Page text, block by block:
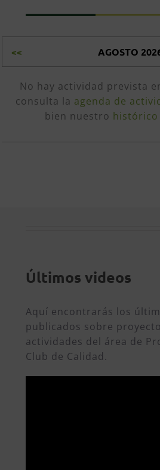
<< AGOSTO
No hay actividad prevista
consulta la agenda de
bien nuestro histórico
Últimos videos
Aquí encontrarás los
publicados sobre
actividades del área de
Club de Calidad.